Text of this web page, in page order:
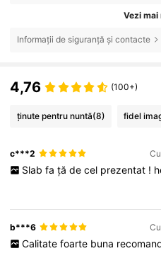
Vezi mai
Informații de siguranță și contacte
4,76 (100+)
ținute pentru nuntă(8) fidel
c***2
Slab fa ță de cel prezentat !
b***6
Calitate foarte buna